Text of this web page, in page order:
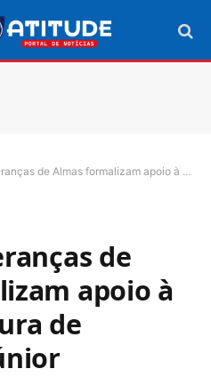
formalizam apoio à pré-candidatura de Vicentinho Júnior
de
apoio à
de